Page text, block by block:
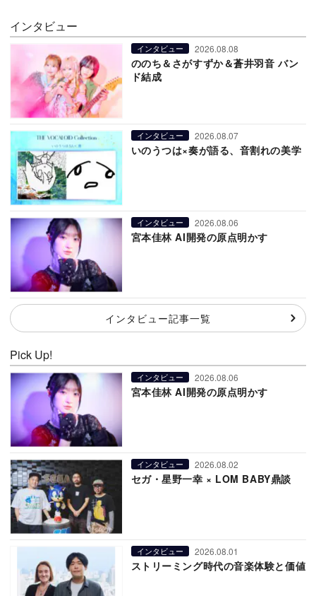
インタビュー
インタビュー 2026.08.08
ののち＆さがすずか＆蒼井羽音 バン
ド結成
インタビュー 2026.08.07
いのうつは×奏が語る、音割れの美学
インタビュー 2026.08.06
宮本佳林 AI開発の原点明かす
インタビュー記事一覧
Pick Up!
インタビュー 2026.08.06
宮本佳林 AI開発の原点明かす
インタビュー 2026.08.02
セガ・星野一幸 × LOM BABY鼎談
インタビュー 2026.08.01
ストリーミング時代の音楽体験と価値